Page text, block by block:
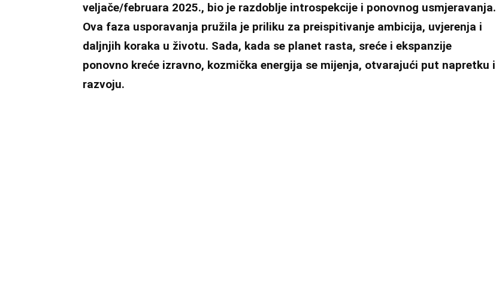
veljače/februara 2025., bio je razdoblje introspekcije i ponovnog usmjeravanja.
Ova faza usporavanja pružila je priliku za preispitivanje ambicija, uvjerenja i
daljnjih koraka u životu. Sada, kada se planet rasta, sreće i ekspanzije
ponovno kreće izravno, kozmička energija se mijenja, otvarajući put napretku i
razvoju.